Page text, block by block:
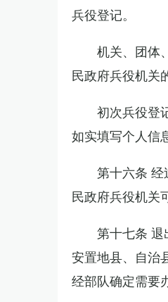
兵役登记。
机关、团体
民政府兵役机关
初次兵役登
如实填写个人信
第十六条
民政府兵役机关
第十七条
安置地县、自治
经部队确定需要